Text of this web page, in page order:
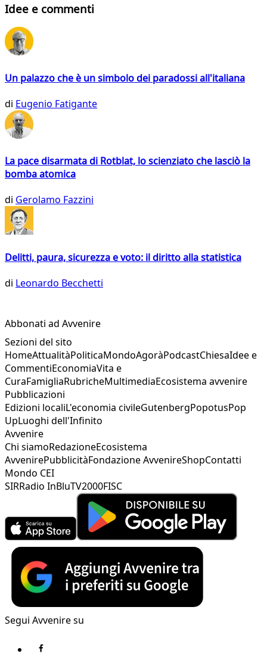
Idee e commenti
Un palazzo che è un simbolo dei paradossi all'italiana
di Eugenio Fatigante
La pace disarmata di Rotblat, lo scienziato che lasciò la
bomba atomica
di Gerolamo Fazzini
Delitti, paura, sicurezza e voto: il diritto alla statistica
di Leonardo Becchetti
Abbonati ad Avvenire
Sezioni del sito
HomeAttualitàPoliticaMondoAgoràPodcastChiesaIdee e
CommentiEconomiaVita e
CuraFamigliaRubricheMultimediaEcosistema avvenire
Pubblicazioni
Edizioni localiL'economia civileGutenbergPopotusPop
UpLuoghi dell'Infinito
Avvenire
Chi siamoRedazioneEcosistema
AvvenirePubblicitàFondazione AvvenireShopContatti
Mondo CEI
SIRRadio InBluTV2000FISC
Segui Avvenire su